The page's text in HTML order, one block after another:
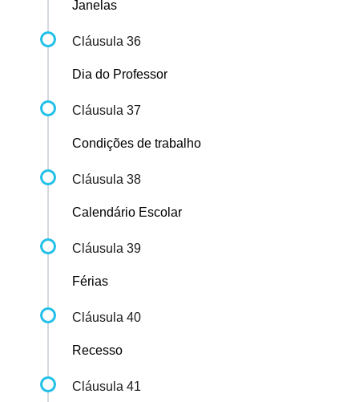
Janelas
Cláusula 36
Dia do Professor
Cláusula 37
Condições de trabalho
Cláusula 38
Calendário Escolar
Cláusula 39
Férias
Cláusula 40
Recesso
Cláusula 41